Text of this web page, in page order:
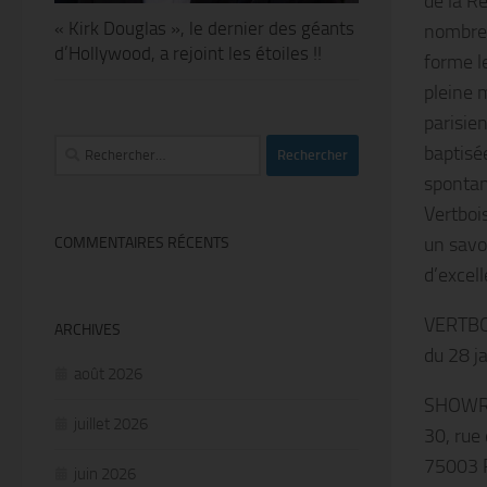
forme
pleine
un
du 28
30, rue
75003
« Kirk Douglas », le dernier des géants
d’Hollywood, a rejoint les étoiles !!
Rechercher :
COMMENTAIRES RÉCENTS
ARCHIVES
août 2026
juillet 2026
juin 2026